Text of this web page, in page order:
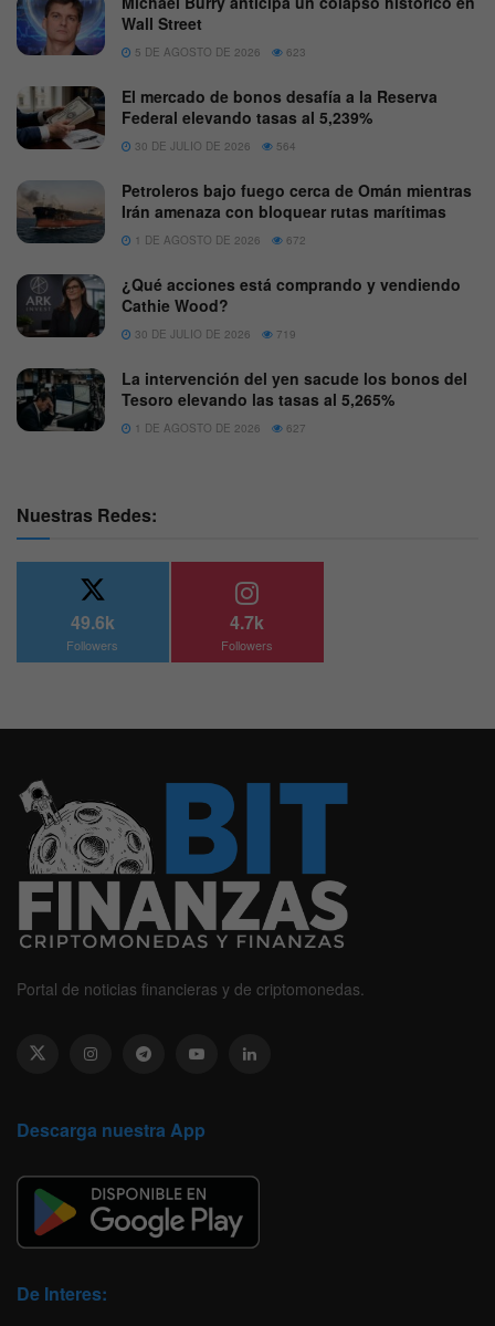
Wall Street
5 DE AGOSTO DE 2026 623
El mercado de bonos desafía a la Reserva
Federal elevando tasas al 5,239%
30 DE JULIO DE 2026 564
Petroleros bajo fuego cerca de Omán mientras
Irán amenaza con bloquear rutas marítimas
1 DE AGOSTO DE 2026 672
¿Qué acciones está comprando y vendiendo
Cathie Wood?
30 DE JULIO DE 2026 719
La intervención del yen sacude los bonos del
Tesoro elevando las tasas al 5,265%
1 DE AGOSTO DE 2026 627
Nuestras Redes:
49.6k
Followers
4.7k
Followers
Portal de noticias financieras y de criptomonedas.
Descarga nuestra App
De Interes: